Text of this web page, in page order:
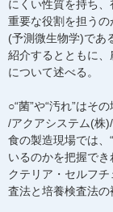
にくい性質を持ち
重要な役割を担う
(予測微生物学)であ
紹介するとともに
について述べる。
○“菌”や“汚れ”はそ
/アクアシステム(株
食の製造現場では、
いるのかを把握で
クテリア・セルフ
査法と培養検査法の